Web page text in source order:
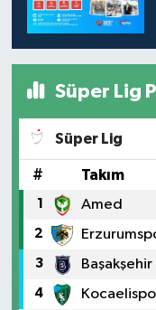
Süper Lig
Süper Lig
# Takım
1 Amed
2
3 Başakşehir
4